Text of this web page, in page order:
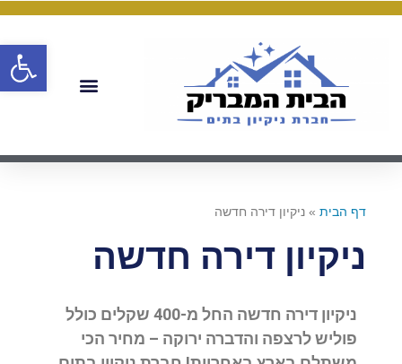
דף הבית » ניקיון דירה חדשה
ניקיון דירה חדשה
ניקיון דירה חדשה החל מ-400 שקלים כולל
פוליש לרצפה והדברה ירוקה – מחיר הכי